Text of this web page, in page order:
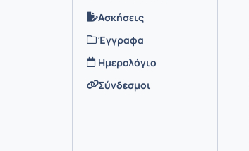
Ασκήσεις
Έγγραφα
Ημερολόγιο
Σύνδεσμοι